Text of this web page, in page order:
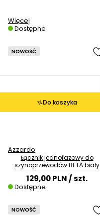
Więcej
Dostępne
Do koszyka
NOWOŚĆ
Azzardo
Łącznik jednofazowy do
szynoprzewodów BETA biały
AZ6705 metalowy
129,00 PLN/ szt.
Dostępne
NOWOŚĆ